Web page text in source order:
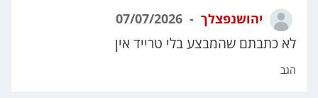
יהושנפצלך
לא כתבתם שהמבצע בלי טרייד אין
הגב